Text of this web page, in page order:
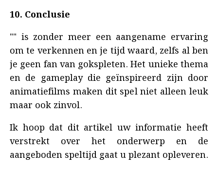
10. Conclusie
"" is zonder meer een aangename ervaring
om te verkennen en je tijd waard, zelfs al ben
je geen fan van gokspleten. Het unieke thema
en de gameplay die geïnspireerd zijn door
animatiefilms maken dit spel niet alleen leuk
maar ook zinvol.
Ik hoop dat dit artikel uw informatie heeft
verstrekt over het onderwerp en de
aangeboden speltijd gaat u plezant opleveren.